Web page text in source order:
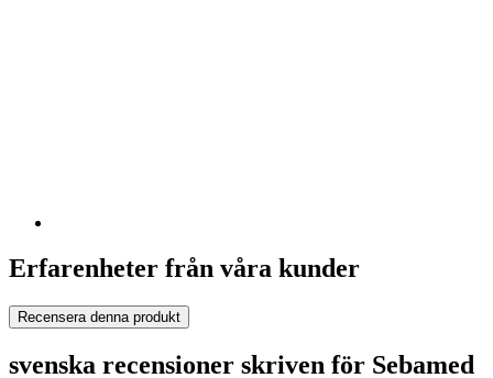
Erfarenheter från våra kunder
Recensera denna produkt
svenska recensioner skriven för Sebamed